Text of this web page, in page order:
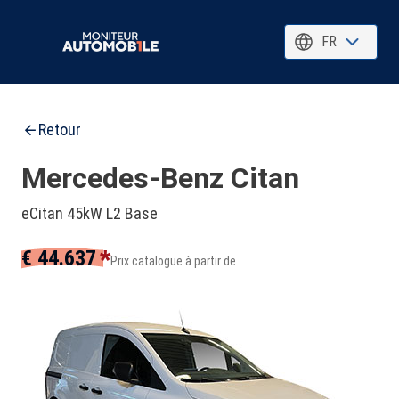
FR
Retour
Mercedes-Benz Citan
eCitan 45kW L2 Base
€ 44.637*Prix catalogue à partir de